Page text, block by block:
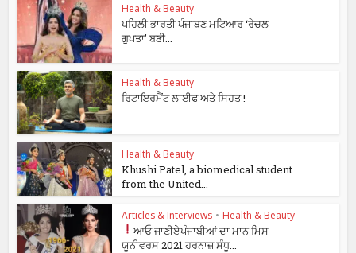
Health & Beauty
ਪਹਿਲੀ ਭਾਰਤੀ ਪੰਜਾਬਣ ਮੁਟਿਆਰ ‘ਰੇਚਲ
ਗੁਪਤਾ’ ਬਣੀ...
Health & Beauty
ਰਿਟਾਇਰਮੈਂਟ ਲਾਈਫ ਅਤੇ ਸਿਹਤ !
Health & Beauty
Khushi Patel, a biomedical student
from the United...
Articles & Interviews • Health & Beauty
ਆਓ ਜਾਣੀਏਪੰਜਾਬੀਆਂ ਦਾ ਮਾਨ ਮਿਸ
ਯੂਨੀਵਰਸ 2021 ਹਰਨਾਜ਼ ਸੰਧੂ...